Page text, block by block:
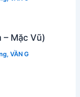
– Mặc Vũ)
, VẦN G